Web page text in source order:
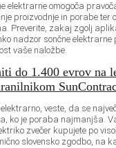
elektrarne omogoča
proizvodnje in porabe ter
Preverite, zakaj zgolj
nadzor sončne
vaše naložbe.
do 1.400 evrov na
veste, da se
ko je poraba najmanjša.
zvečer kupujete po
slovensko zgodbo, na